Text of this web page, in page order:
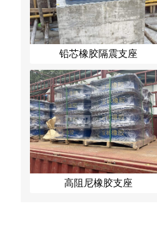
铅芯橡胶隔震支座
高阻尼橡胶支座